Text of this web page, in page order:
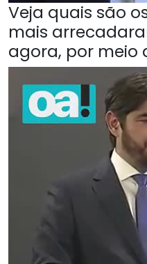
Veja quais são
mais
agora, por meio